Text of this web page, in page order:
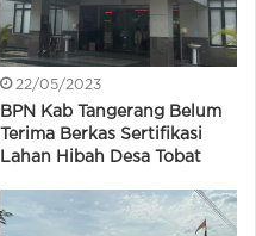
22/05/2023
BPN Kab Tangerang Belum
Terima Berkas Sertifikasi
Lahan Hibah Desa Tobat